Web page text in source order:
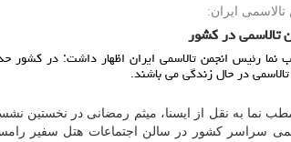
ایران:
تالاسمی در كشور
رئیس انجمن تالاسمی ایران اظهار داشت: در كشور
نما به نقل از ایسنا، میثم رمضانی در نخستین
سراسر كشور در سالن اجتماعات هتل سفیر